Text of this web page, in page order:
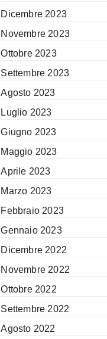
Dicembre 2023
Novembre 2023
Ottobre 2023
Settembre 2023
Agosto 2023
Luglio 2023
Giugno 2023
Maggio 2023
Aprile 2023
Marzo 2023
Febbraio 2023
Gennaio 2023
Dicembre 2022
Novembre 2022
Ottobre 2022
Settembre 2022
Agosto 2022